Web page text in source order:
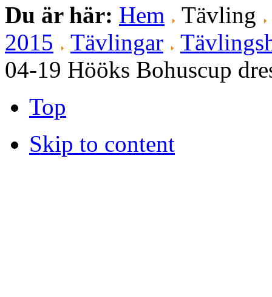
Du är här: Hem Tävling
2015
Tävlingar
04-19 Hööks Bohuscup
Top
Skip to content